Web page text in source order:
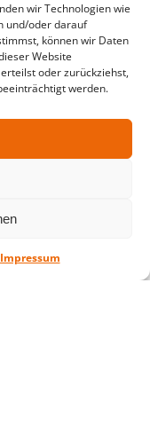
wir Technologien wie
und/oder darauf
können wir Daten
Website
oder zurückziehst,
werden.
Impressum
im Sommer:
– 07.08.2026
Uhr Samstag:
Leipzig
Öffentlichen